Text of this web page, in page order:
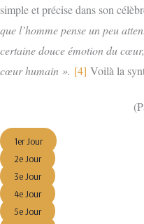
simple et précise dans son
que l’homme pense un peu
certaine douce émotion du
cœur humain ». [4] Voilà la
1er Jour
2e Jour
3e Jour
4e Jour
5e Jour